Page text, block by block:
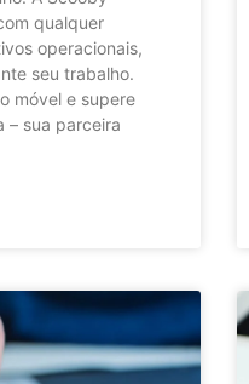
qualquer
operacionais,
seu trabalho.
móvel e supere
– sua parceira